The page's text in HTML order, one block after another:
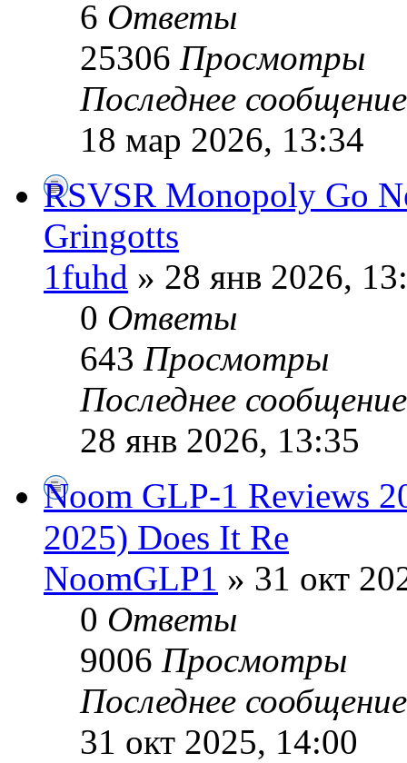
6 Ответы
25306 Просмотры
Последнее
18 мар 2026, 13:34
RSVSR Monopoly Go
Gringotts
1fuhd » 28 янв 2026,
0 Ответы
643 Просмотры
Последнее
28 янв 2026, 13:35
Noom GLP-1 Reviews
2025) Does It Re
NoomGLP1 » 31 окт
0 Ответы
9006 Просмотры
Последнее
31 окт 2025, 14:00